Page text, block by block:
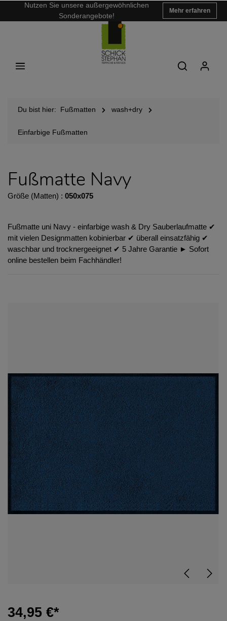
Nutzen Sie unsere außergewöhnlichen
Sonderangebote!
Mehr erfahren
Du bist hier: Fußmatten wash+dry
Einfarbige Fußmatten
Fußmatte Navy
Größe (Matten) : 050x075
Fußmatte uni Navy - einfarbige wash & Dry Sauberlaufmatte ✔︎
mit vielen Designmatten kobinierbar ✔︎ überall einsatzfähig ✔︎
waschbar und trocknergeeignet ✔︎ 5 Jahre Garantie ► Sofort
online bestellen beim Fachhändler!
34,95 €*